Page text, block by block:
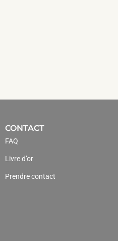
CONTACT
FAQ
Livre d’or
Prendre contact